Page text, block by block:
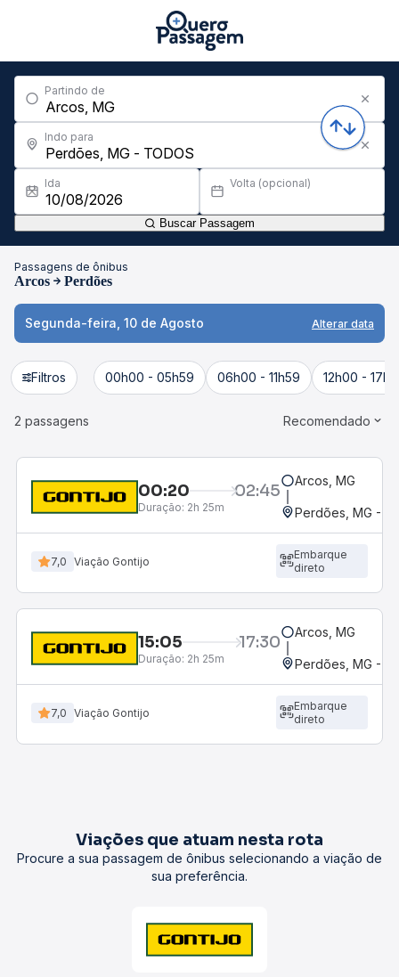
Partindo de
Indo para
Ida Volta (opcional)
Buscar Passagem
Passagens de ônibus
Arcos Perdões
Segunda-feira, 10 de Agosto Alterar data
Filtros 00h00 - 05h59 06h00 - 11h59 12h00 -
2 passagens Recomendado
00:20 02:45
Duração: 2h 25m
Arcos, MG
Perdões, MG -
7,0 Viação Gontijo
Embarque
direto
15:05 17:30
Duração: 2h 25m
Arcos, MG
Perdões, MG -
7,0 Viação Gontijo
Embarque
direto
Viações que atuam nesta rota
Procure a sua passagem de ônibus selecionando a viação de
sua preferência.